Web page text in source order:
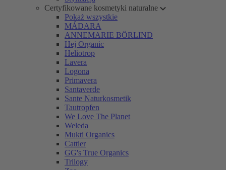
Certyfikowane kosmetyki naturalne
Pokaż wszystkie
MÁDARA
ANNEMARIE BÖRLIND
Hej Organic
Heliotrop
Lavera
Logona
Primavera
Santaverde
Sante Naturkosmetik
Tautropfen
We Love The Planet
Weleda
Mukti Organics
Cattier
GG's True Organics
Trilogy